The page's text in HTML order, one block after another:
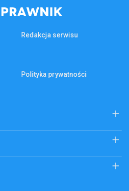
Redakcja serwisu
Polityka prywatności